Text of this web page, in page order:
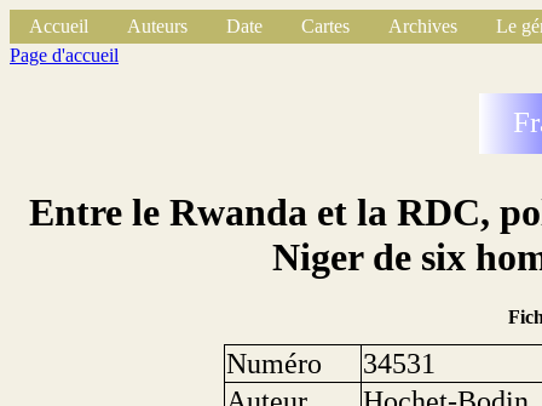
Accueil Auteurs Date Cartes Archives
Le
Page d'accueil
Entre le Rwanda et la RDC,
Niger de six
Numéro
34531